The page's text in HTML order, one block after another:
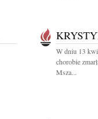
W dniu 13
chorobie
Msza...